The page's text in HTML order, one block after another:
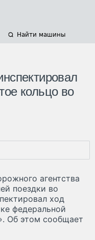
Найти машины
кольцо во
агентства
поездки во
ход
федеральной
Об этом сообщает